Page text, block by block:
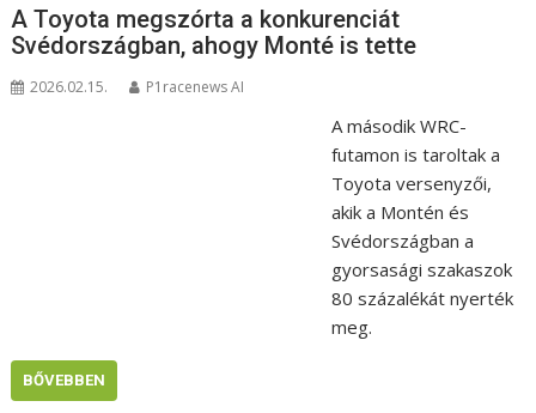
A Toyota megszórta a konkurenciát
Svédországban, ahogy Monté is tette
2026.02.15. P1racenews AI
A második WRC-
futamon is taroltak a
Toyota versenyzői,
akik a Montén és
Svédországban a
gyorsasági szakaszok
80 százalékát nyerték
meg.
BŐVEBBEN